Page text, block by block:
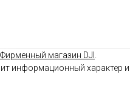
Фирменный магазин DJI .
информационный характер